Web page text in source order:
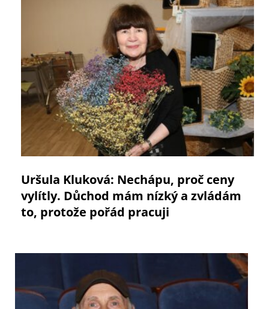
Uršula Kluková: Nechápu, proč ceny
vylítly. Důchod mám nízký a zvládám
to, protože pořád pracuji